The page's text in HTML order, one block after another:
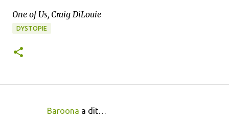
One of Us, Craig DiLouie
DYSTOPIE
Baroona a dit…